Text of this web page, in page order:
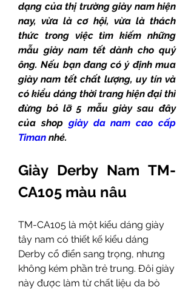
dạng của thị trường giày nam hiện
nay, vừa là cơ hội, vừa là thách
thức trong việc tìm kiếm những
mẫu giày nam tết dành cho quý
ông. Nếu bạn đang có ý định mua
giày nam tết chất lượng, uy tín và
có kiểu dáng thời trang hiện đại thì
đừng bỏ lỡ 5 mẫu giày sau đây
của shop giày da nam cao cấp
Timan nhé.
Giày Derby Nam TM-
CA105 màu nâu
TM-CA105 là một kiểu dáng giày
tây nam có thiết kế kiểu dáng
Derby cổ điển sang trọng, nhưng
không kém phần trẻ trung. Đôi giày
này được làm từ chất liệu da bò